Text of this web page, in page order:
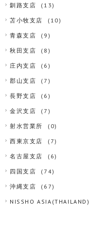
釧路支店 (13)
苫小牧支店 (10)
青森支店 (9)
秋田支店 (8)
庄内支店 (6)
郡山支店 (7)
長野支店 (6)
金沢支店 (7)
射水営業所 (0)
西東京支店 (7)
名古屋支店 (6)
四国支店 (74)
沖縄支店 (67)
NISSHO ASIA(THAILAND)